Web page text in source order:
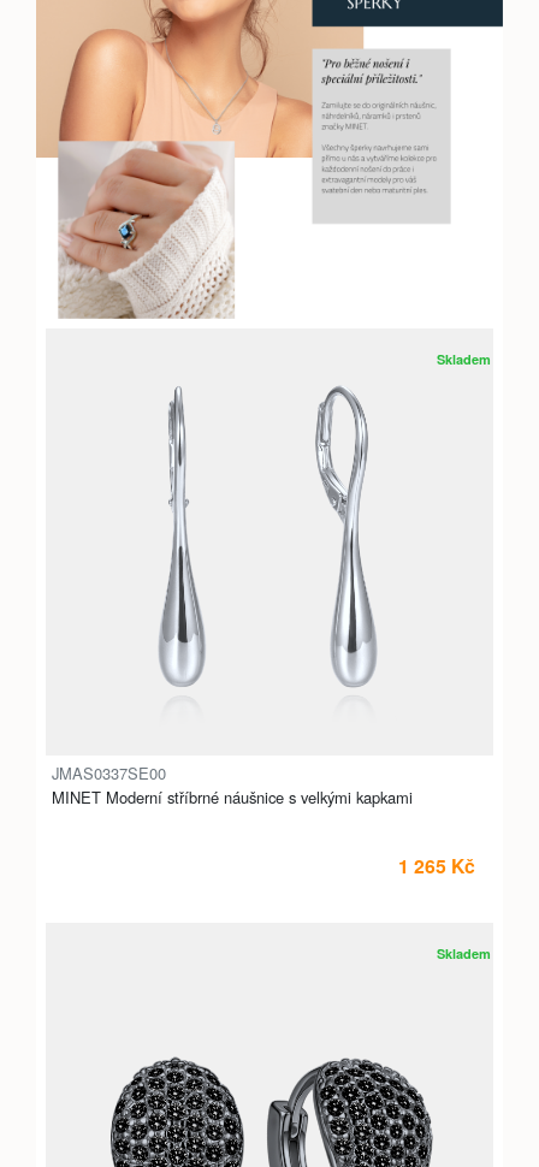
Skladem
JMAS0337SE00
MINET Moderní stříbrné náušnice s velkými kapkami
1 265 Kč
Skladem